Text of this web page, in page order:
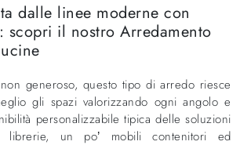
dalle linee moderne con
scopri il nostro Arredamento
generoso, questo tipo di arredo riesce
gli spazi valorizzando ogni angolo e
personalizzabile tipica delle soluzioni
librerie, un po’ mobili contenitori ed